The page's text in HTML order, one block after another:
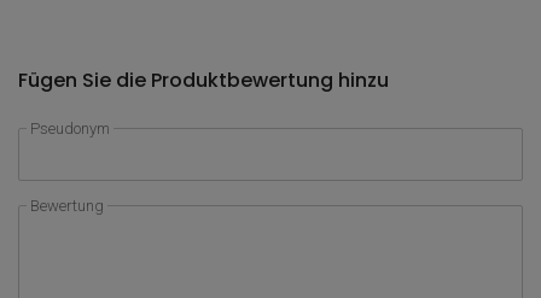
Fügen Sie die Produktbewertung hinzu
Pseudonym
Bewertung